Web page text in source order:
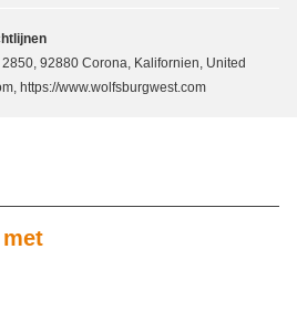
92880 Corona, Kalifornien, United
https://www.wolfsburgwest.com